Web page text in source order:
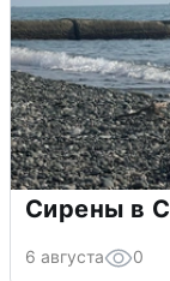
Сирены в
6 августа 0